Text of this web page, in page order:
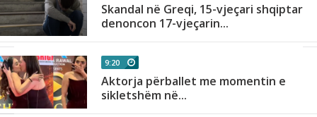
Skandal në Greqi, 15-vjeçari shqiptar
denoncon 17-vjeçarin...
9:20
Aktorja përballet me momentin e
sikletshëm në...